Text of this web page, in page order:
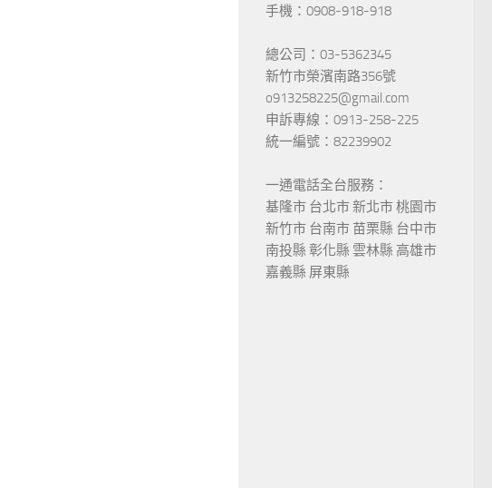
手機：0908-918-918
總公司：03-5362345
新竹市榮濱南路356號
o913258225@gmail.com
申訴專線：0913-258-225
統一編號：82239902
一通電話全台服務：
基隆市 台北市 新北市 桃園市
新竹市 台南市 苗栗縣 台中市
南投縣 彰化縣 雲林縣 高雄市
嘉義縣 屏東縣